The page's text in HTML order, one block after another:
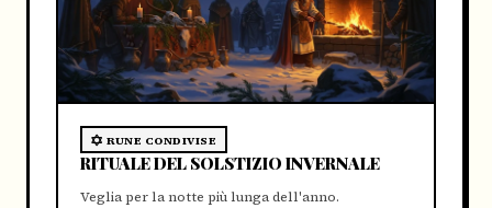
RUNE CONDIVISE
RITUALE DEL SOLSTIZIO INVERNALE
Veglia per la notte più lunga dell'anno.